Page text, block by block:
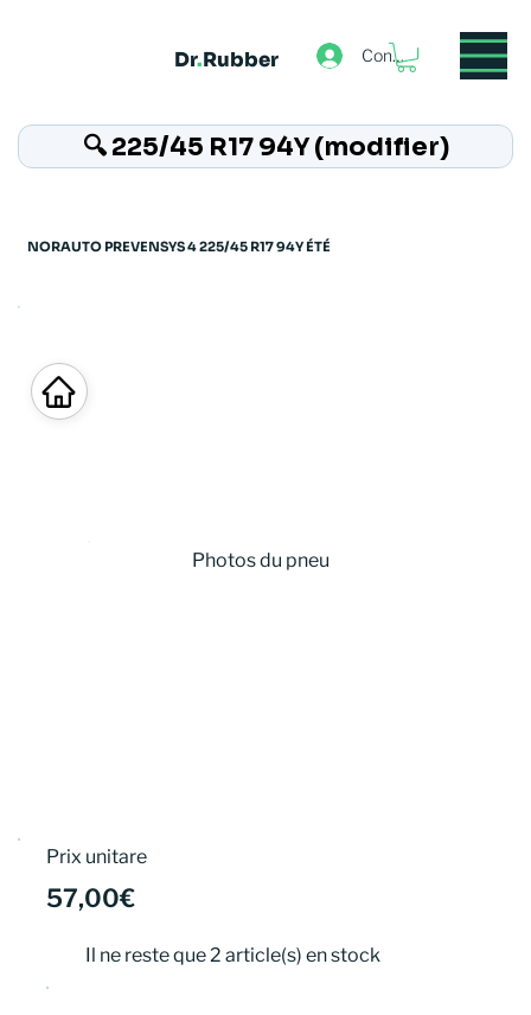
Dr.Rubber Connexion
Prix unitare
57,00€
Il ne reste que 2 article(s) en stock
Photos du pneu
🔍 225/45 R17 94Y (modifier)
NORAUTO PREVENSYS 4 225/45 R17 94Y ÉTÉ